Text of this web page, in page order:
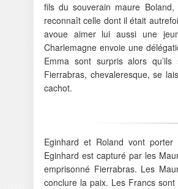
fils du souverain maure
reconnaît celle dont il était
avoue aimer lui aussi une
Charlemagne envoie une
Emma sont surpris alors
Fierrabras, chevaleresque, se
cachot.
Eginhard et Roland vont
Eginhard est capturé par les
emprisonné Fierrabras. Les
conclure la paix. Les Francs